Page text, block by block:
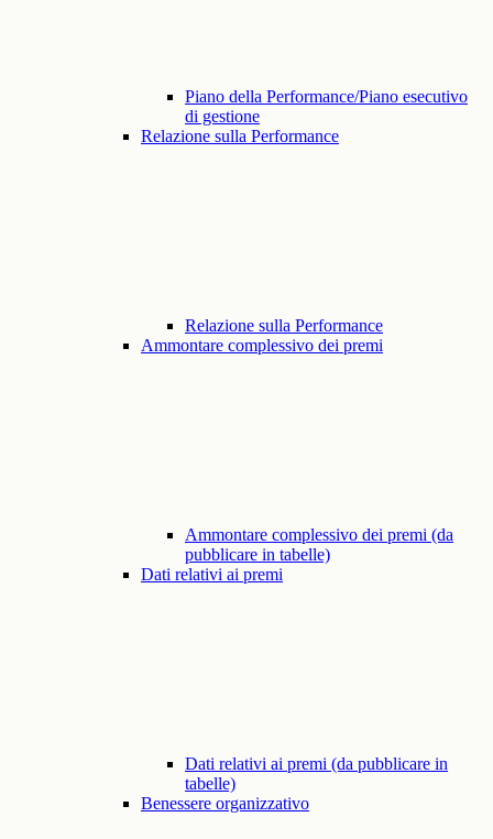
Piano della Performance/Piano esecutivo
di gestione
Relazione sulla Performance
Relazione sulla Performance
Ammontare complessivo dei premi
Ammontare complessivo dei premi (da
pubblicare in tabelle)
Dati relativi ai premi
Dati relativi ai premi (da pubblicare in
tabelle)
Benessere organizzativo